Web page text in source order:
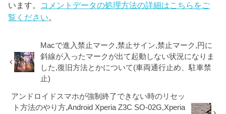
います。 コメントデータの処理方法の詳細はこちらをご
覧ください。
Macで進入禁止マーク,禁止サイン,禁止マーク,円に
斜線が入ったマークが出て起動しない状況になりま
した,復旧方法とかについて(車両通行止め、駐車禁
止)
アンドロイドスマホが強制終了できない時のリセッ
ト方法のやり方,Android Xperia Z3C SO-02G,Xperia